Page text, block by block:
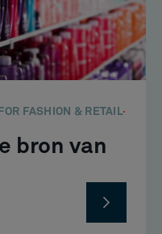
FASHION & RETAIL
bron van